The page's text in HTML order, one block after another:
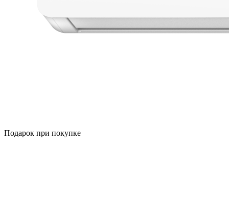
Подарок при покупке